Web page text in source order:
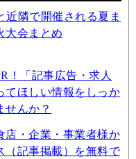
近隣で開催される夏ま
大会まとめ
！「記事広告・求人
てほしい情報をしっか
せんか？
店・企業・事業者様か
（記事掲載）を無料で